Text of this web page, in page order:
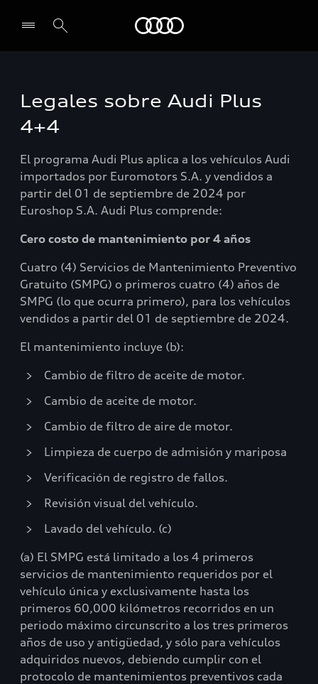
Legales sobre Audi Plus
4+4
El programa Audi Plus aplica a los vehículos Audi
importados por Euromotors S.A. y vendidos a
partir del 01 de septiembre de 2024 por
Euroshop S.A. Audi Plus comprende:
Cero costo de mantenimiento por 4 años
Cuatro (4) Servicios de Mantenimiento Preventivo
Gratuito (SMPG) o primeros cuatro (4) años de
SMPG (lo que ocurra primero), para los vehículos
vendidos a partir del 01 de septiembre de 2024.
El mantenimiento incluye (b):
Cambio de filtro de aceite de motor.
Cambio de aceite de motor.
Cambio de filtro de aire de motor.
Limpieza de cuerpo de admisión y mariposa
Verificación de registro de fallos.
Revisión visual del vehículo.
Lavado del vehículo. (c)
(a) El SMPG está limitado a los 4 primeros
servicios de mantenimiento requeridos por el
vehículo única y exclusivamente hasta los
primeros 60,000 kilómetros recorridos en un
periodo máximo circunscrito a los tres primeros
años de uso y antigüedad, y sólo para vehículos
adquiridos nuevos, debiendo cumplir con el
protocolo de mantenimientos preventivos cada